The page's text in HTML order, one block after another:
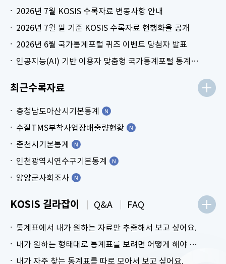
2026년 7월 KOSIS 수록자료 변동사항 안내
2026년 7월 말 기준 KOSIS 수록자료 현행화율 공개
2026년 6월 국가통계포털 퀴즈 이벤트 당첨자 발표
인공지능(AI) 기반 이용자 맞춤형 국가통계포털 통계표 생성 시범 서비스 안내
최근수록자료
충청남도아산시기본통계
수질TMS부착사업장배출량현황
춘천시기본통계
인천광역시연수구기본통계
양양군사회조사
KOSIS 길라잡이
통계표에서 내가 원하는 자료만 추출해서 보고 싶어요.
내가 원하는 형태대로 통계표를 보려면 어떻게 해야 하나요?
내가 자주 찾는 통계표를 따로 모아서 보고 싶어요.
Q&A FAQ